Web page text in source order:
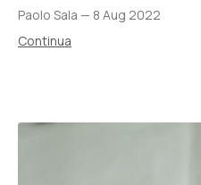
Paolo Sala — 8 Aug 2022
Continua